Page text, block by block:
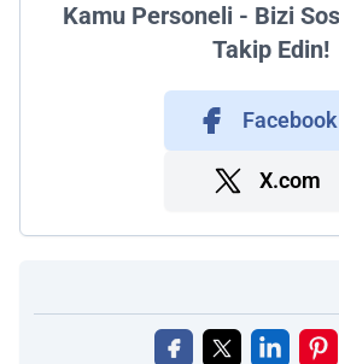
Kamu Personeli - Bizi
Takip Edin!
Facebook
X.com